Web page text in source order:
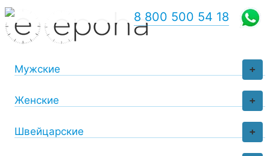
+
Мужские
+
Женские
+
Швейцарские
8 800 500 54 18